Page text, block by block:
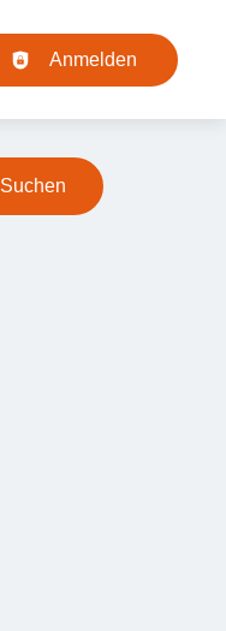
Anmelden
Suchen